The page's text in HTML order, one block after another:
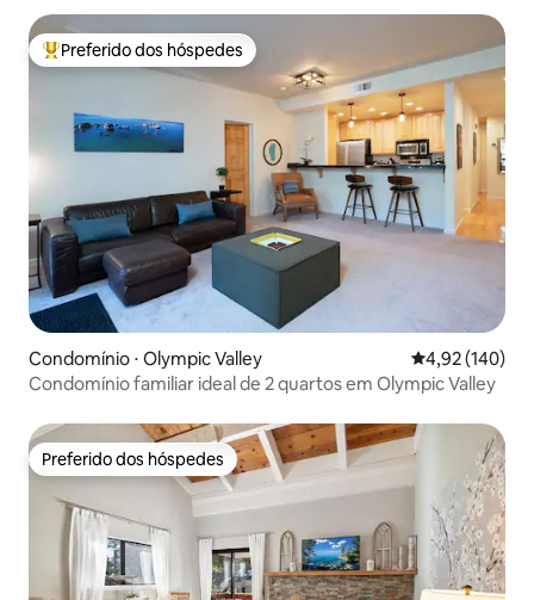
Entre os melhores preferidos dos hóspedes
Preferido dos hóspedes
Condomínio ⋅ Olympic Valley 4,92 de uma
4,92 (140)
Condomínio familiar ideal de 2 quartos em Olympic Valley
Preferido dos hóspedes
Preferido dos hóspedes